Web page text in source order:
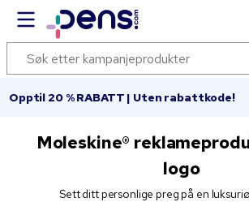
Opptil 20 % RABATT | Uten rabattkode!
Moleskine®
logo
Sett ditt personlige preg på en